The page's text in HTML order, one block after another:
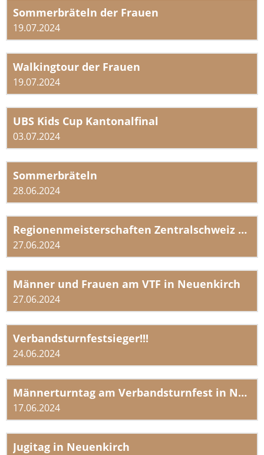
Sommerbräteln der Frauen
19.07.2024
Walkingtour der Frauen
19.07.2024
UBS Kids Cup Kantonalfinal
03.07.2024
Sommerbräteln
28.06.2024
Regionenmeisterschaften Zentralschweiz & Kantonalfinal Visana Sprint
27.06.2024
Männer und Frauen am VTF in Neuenkirch
27.06.2024
Verbandsturnfestsieger!!!
24.06.2024
Männerturntag am Verbandsturnfest in Neuenkirch
17.06.2024
Jugitag in Neuenkirch